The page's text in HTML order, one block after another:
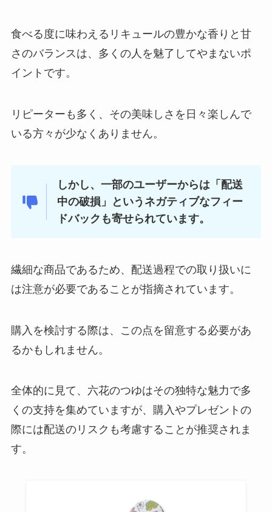
食べる度に味わえるリキュールの豊かな香りと甘
さのバランスは、多くの人を魅了してやまないポ
イントです。
リピーターも多く、その美味しさを日々楽しんで
いる方々が少なくありません。
しかし、一部のユーザーからは「配送
中の破損」というネガティブなフィー
ドバックも寄せられています。
繊細な商品であるため、配送過程での取り扱いに
は注意が必要であることが指摘されています。
購入を検討する際は、この点を留意する必要があ
るかもしれません。
全体的に見て、六花のつゆはその独特な魅力で多
くの支持を集めていますが、購入やプレゼントの
際には配送のリスクも考慮することが推奨されま
す。